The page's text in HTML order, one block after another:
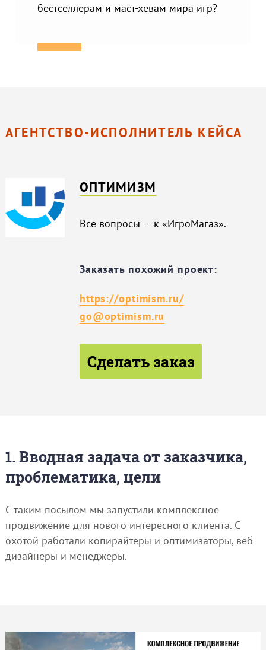
бестселлерам и маст-хевам мира игр?
АГЕНТСТВО-ИСПОЛНИТЕЛЬ КЕЙСА
ОПТИМИЗМ
Все вопросы — к «ИгроМагаз».
Заказать похожий проект:
https://optimism.ru/
go@optimism.ru
Сделать заказ
1. Вводная задача от заказчика,
проблематика, цели
С таким посылом мы запустили комплексное
продвижение для нового интересного клиента. С
охотой работали копирайтеры и оптимизаторы, веб-
дизайнеры и менеджеры.